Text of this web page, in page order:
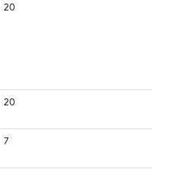
20
20
7